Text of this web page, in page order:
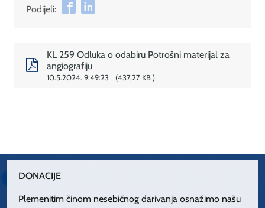
Podijeli:
KL 259 Odluka o odabiru Potrošni materijal za
angiografiju
10.5.2024. 9:49:23 437,27 KB
DONACIJE
Plemenitim činom nesebičnog darivanja osnažimo našu